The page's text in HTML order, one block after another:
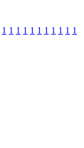
1 1 1 1 1 1 1 1 1 1 1